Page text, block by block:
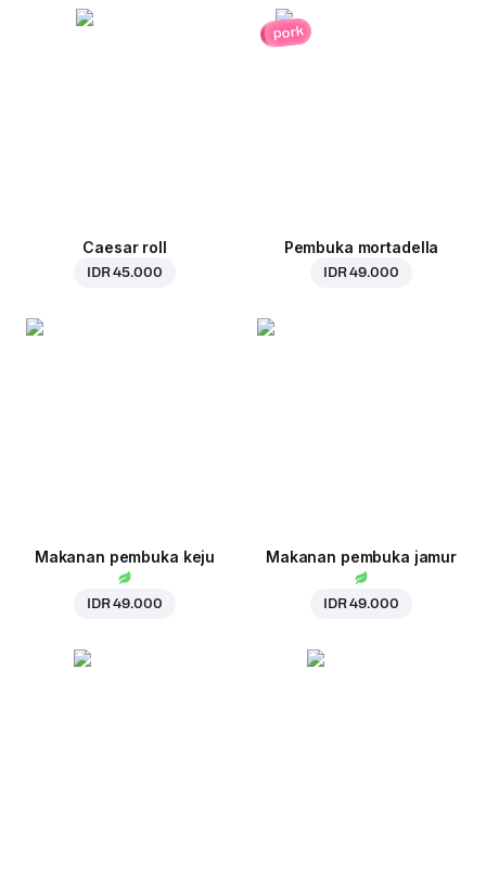
Caesar roll
IDR 45.000
pork
Pembuka mortadella
IDR 49.000
Makanan pembuka keju
IDR 49.000
Makanan pembuka jamur
IDR 49.000